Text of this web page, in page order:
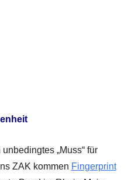
„Muss“ für
ZAK kommen Fingerprint